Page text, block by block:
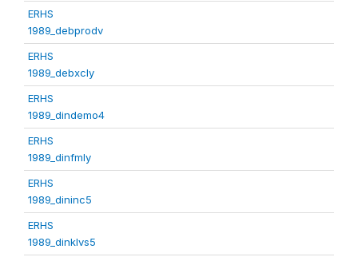
ERHS
1989_debprodv
ERHS
1989_debxcly
ERHS
1989_dindemo4
ERHS
1989_dinfmly
ERHS
1989_dininc5
ERHS
1989_dinklvs5